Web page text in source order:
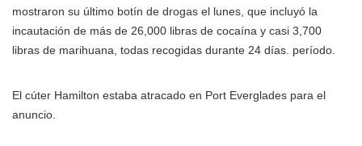
mostraron su último botín de drogas el lunes, que incluyó la
incautación de más de 26,000 libras de cocaína y casi 3,700
libras de marihuana, todas recogidas durante 24 días. período.
El cúter Hamilton estaba atracado en Port Everglades para el
anuncio.